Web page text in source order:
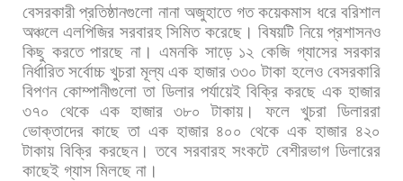
বেসরকারী প্রতিষ্ঠানগুলো নানা অজুহাতে গত কয়েকমাস ধরে বরিশাল
অঞ্চলে এলপিজির সরবারহ সিমিত করেছে। বিষয়টি নিয়ে প্রশাসনও
কিছু করতে পারছে না। এমনকি সাড়ে ১২ কেজি গ্যাসের সরকার
নির্ধারিত সর্বোচ্চ খুচরা মূল্য এক হাজার ৩৩০ টাকা হলেও বেসরকারি
বিপণন কোম্পানীগুলো তা ডিলার পর্যায়েই বিক্রি করছে এক হাজার
৩৭০
থেকে এক হাজার ৩৮০ টাকায়। ফলে খুচরা ডিলাররা
ভোক্তাদের কাছে তা এক হাজার ৪০০ থেকে এক হাজার ৪২০
টাকায় বিক্রি করছেন। তবে সরবারহ সংকটে বেশীরভাগ ডিলারের
কাছেই গ্যাস মিলছে না।